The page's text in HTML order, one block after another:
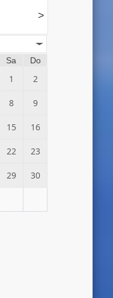
>
Sa Do
1 2
8 9
15 16
22 23
29 30